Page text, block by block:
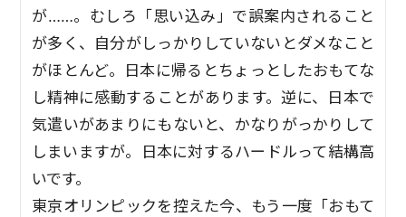
が……。むしろ「思い込み」で誤案内されること
が多く、自分がしっかりしていないとダメなこと
がほとんど。日本に帰るとちょっとしたおもてな
し精神に感動することがあります。逆に、日本で
気遣いがあまりにもないと、かなりがっかりして
しまいますが。日本に対するハードルって結構高
いです。
東京オリンピックを控えた今、もう一度「おもて